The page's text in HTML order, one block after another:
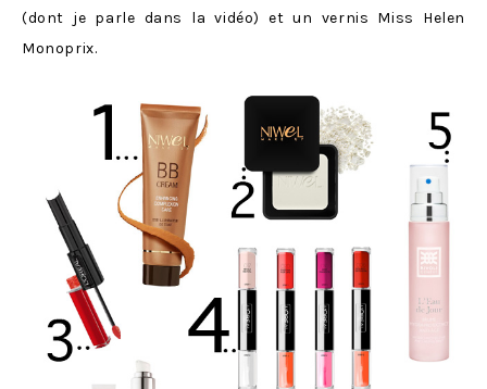
(dont je parle dans la vidéo) et un vernis Miss Helen
Monoprix.